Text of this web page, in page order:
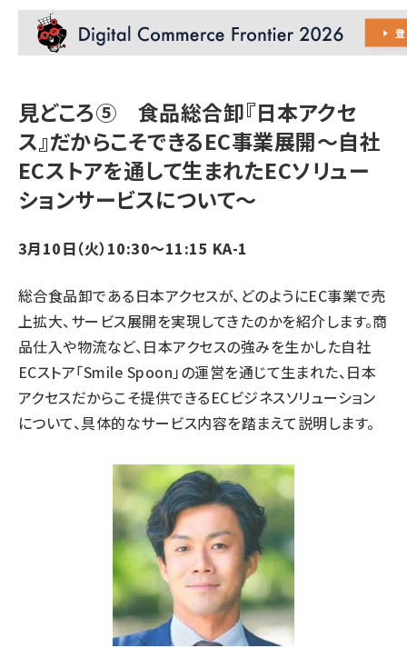
見どころ⑤ 食品総合卸『日本アクセ
ス』だからこそできるEC事業展開～自社
ECストアを通して生まれたECソリュー
ションサービスについて～
3月10日（火）10:30～11:15 KA-1
総合食品卸である日本アクセスが、どのようにEC事業で売
上拡大、サービス展開を実現してきたのかを紹介します。商
品仕入や物流など、日本アクセスの強みを生かした自社
ECストア「Smile Spoon」の運営を通じて生まれた、日本
アクセスだからこそ提供できるECビジネスソリューション
について、具体的なサービス内容を踏まえて説明します。